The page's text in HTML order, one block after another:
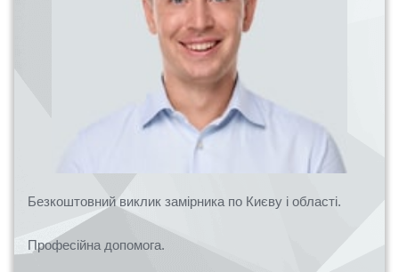
Безкоштовний виклик замірника по Києву і області.
Професійна допомога.